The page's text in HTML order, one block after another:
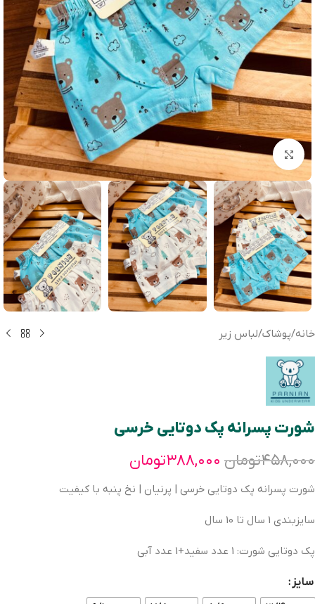
بزرگنمایی تصویر
خانه/پوشاک/لباس زیر
شورت پسرانه پک دوتایی خرسی
۴۵۸,۰۰۰تومان ۳۸۸,۰۰۰تومان
شورت پسرانه پک دوتایی خرسی | پرنیان | نخ پنبه با کیفیت
سایزبندی 1 سال تا 10 سال
پک دوتایی شورت: 1 عدد سفید+1 عدد آبی
سایز